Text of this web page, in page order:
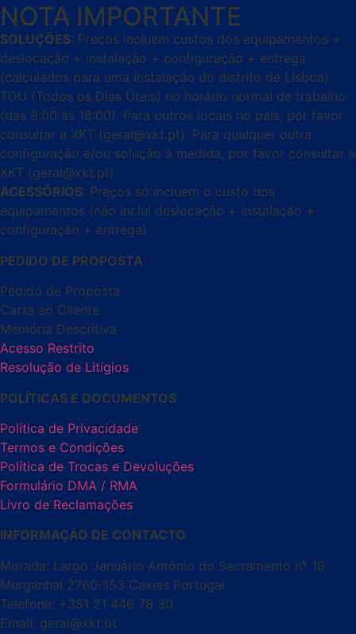
NOTA IMPORTANTE
SOLUÇÕES: Preços incluem custos dos equipamentos +
deslocação + instalação + configuração + entrega
(calculados para uma instalação do distrito de Lisboa).
TDU (Todos os Dias Úteis) no horário normal de trabalho
(das 9:00 às 18:00). Para outros locais no país, por favor
consultar a XKT (geral@xkt.pt). Para qualquer outra
configuração e/ou solução à medida, por favor consultar a
XKT (geral@xkt.pt).
ACESSÓRIOS: Preços só incluem o custo dos
equipamentos (não inclui deslocação + instalação +
configuração + entrega).
PEDIDO DE PROPOSTA
Pedido de Proposta
Carta ao Cliente
Memória Descritiva
Acesso Restrito
Resolução de Litígios
POLÍTICAS E DOCUMENTOS
Política de Privacidade
Termos e Condições
Política de Trocas e Devoluções
Formulário DMA / RMA
Livro de Reclamações
INFORMAÇÃO DE CONTACTO
Morada: Largo Januário António do Sacramento nº 10
Murganhal 2760-153 Caxias Portugal
Telefone: +351 21 446 78 30
Email: geral@xkt.pt